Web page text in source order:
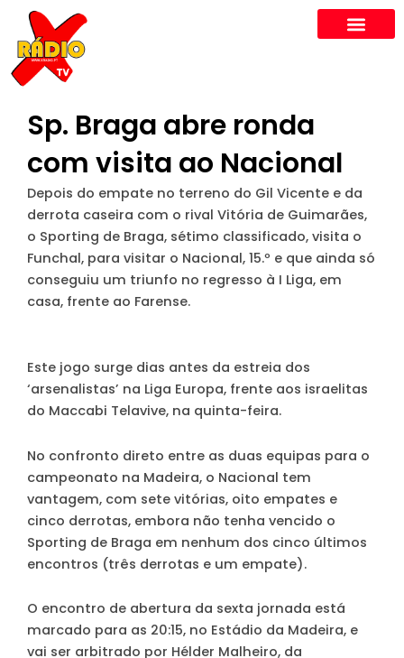
content
Sp. Braga abre ronda
com visita ao Nacional
Depois do empate no terreno do Gil Vicente e da
derrota caseira com o rival Vitória de Guimarães,
o Sporting de Braga, sétimo classificado, visita o
Funchal, para visitar o Nacional, 15.º e que ainda só
conseguiu um triunfo no regresso à I Liga, em
casa, frente ao Farense.
Este jogo surge dias antes da estreia dos
‘arsenalistas’ na Liga Europa, frente aos israelitas
do Maccabi Telavive, na quinta-feira.
No confronto direto entre as duas equipas para o
campeonato na Madeira, o Nacional tem
vantagem, com sete vitórias, oito empates e
cinco derrotas, embora não tenha vencido o
Sporting de Braga em nenhum dos cinco últimos
encontros (três derrotas e um empate).
O encontro de abertura da sexta jornada está
marcado para as 20:15, no Estádio da Madeira, e
vai ser arbitrado por Hélder Malheiro, da